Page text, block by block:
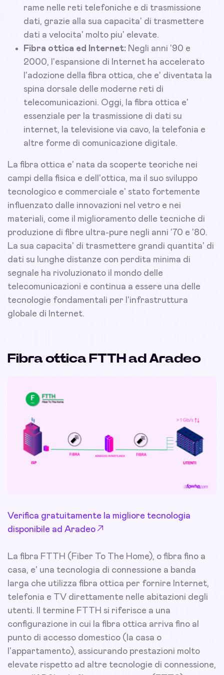
rame nelle reti telefoniche e di trasmissione
dati, grazie alla sua capacita' di trasmettere
dati a velocita' molto piu' elevate.
Fibra ottica ed Internet: Negli anni '90 e
2000, l'espansione di Internet ha accelerato
l'adozione della fibra ottica, che e' diventata la
spina dorsale delle moderne reti di
telecomunicazioni. Oggi, la fibra ottica e'
essenziale per la trasmissione di dati su
internet, la televisione via cavo, la telefonia e
altre forme di comunicazione digitale.
La fibra ottica e' nata da scoperte teoriche nei
campi della fisica e dell'ottica, ma il suo sviluppo
tecnologico e commerciale e' stato fortemente
influenzato dalle innovazioni nel vetro e nei
materiali, come il miglioramento delle tecniche di
produzione di fibre ultra-pure negli anni '70 e '80.
La sua capacita' di trasmettere grandi quantita' di
dati su lunghe distanze con perdita minima di
segnale ha rivoluzionato il mondo delle
telecomunicazioni e continua a essere una delle
tecnologie fondamentali per l'infrastruttura
globale di Internet.
Fibra ottica FTTH ad Aradeo
Verifica gratuitamente la migliore tecnologia
disponibile ad Aradeo
La fibra FTTH (Fiber To The Home), o fibra fino a
casa, e' una tecnologia di connessione a banda
larga che utilizza fibra ottica per fornire Internet,
telefonia e TV direttamente nelle abitazioni degli
utenti. Il termine FTTH si riferisce a una
configurazione in cui la fibra ottica arriva fino al
punto di accesso domestico (la casa o
l'appartamento), assicurando prestazioni molto
elevate rispetto ad altre tecnologie di connessione,